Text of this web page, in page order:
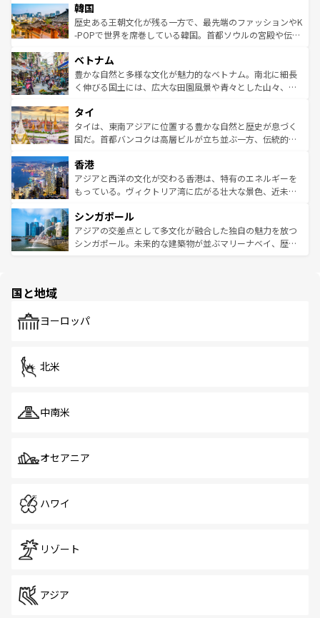
ワイを、存分に味わってほしい。 なお、新着のハワイ情報
はコンテンツ一覧を参照してほしい。
いる。アクティビティも充実しており、サーフィンやダイ
ビング、ハイキングなど、アウトドア好きにはたまらな
い。オーストラリアの多彩な魅力を存分に味わいつくそ
参照してほしい。
ン）、静ひつな山岳地帯である台湾東部など、都市の喧騒
と山間の静けさが共存しており、訪れる人に新しい発見と
驚きをもたらしてくれる。また、奥深い台湾の食文化も魅
容にもいいと評判のスイーツなど、バラエティ豊かな料理
が味わえる。 なお、新着の台湾情報は コンテンツ一覧を参
照してほしい。
韓国
歴史ある王朝文化が残る一方で、最先端のファッションやK
-POPで世界を席巻している韓国。首都ソウルの宮殿や伝統
き、地方に足を延ばせば四季折々の自然美を楽しむことが
できる。そして、キムチや焼肉、絶品のストリートフード
まで、さまざまな韓国料理が待っている。夜には、韓国な
リティに包まれながら、韓国の多彩な魅力を心ゆくまで味
わってみてほしい。 なお、新着の韓国情報はコンテンツ一
覧を参照してほしい。
ベトナム
豊かな自然と多様な文化が魅力的なベトナム。南北に細長
く伸びる国土には、広大な田園風景や青々とした山々、世
急速な発展と共に伝統が息づく。ハノイの古い町並みやホ
ーチミン市のフランス統治時代の建物も、独特の雰囲気を
醸し出している。また、バラエティの豊かさとおいしさで
とつ。フォーやバインミー、ベトナムコーヒーなどは、ぜ
ひ現地で味わいたい。どの地域を訪れてもあたたかい人々
が旅行者を迎えてくれるので、きっと忘れられない旅にな
参照してほしい。
タイ
タイは、東南アジアに位置する豊かな自然と歴史が息づく
国だ。首都バンコクは高層ビルが立ち並ぶ一方、伝統的な
の活気が交差している。北部ではチェンマイなどの山岳地
帯で自然と触れ合い、南部ではプーケットやクラビの美し
いビーチでリゾート気分を楽しむことができる。タイ料理
激する。気候は一年中温暖で、どの季節にも異なる楽しみ
が待っている。親しみやすいタイの人々、仏教を中心とし
た文化、そして多様な観光資源が、訪れる旅人を魅了し続
香港
アジアと西洋の文化が交わる香港は、特有のエネルギーを
もっている。ヴィクトリア湾に広がる壮大な景色、近未来
み、どこを訪れても感動するはず。観光スポットが密集し
ており、効率よく見どころを回れるのも魅力。息をのむよ
うな絶景から文化的な体験まで、香港を存分に楽しみ尽く
シンガポール
アジアの交差点として多文化が融合した独自の魅力を放つ
シンガポール。未来的な建築物が並ぶマリーナベイ、歴史
で、ホーカーズは地元の風情を楽しめる外せないスポット
国と地域
ヨーロッパ
北米
中南米
オセアニア
ハワイ
リゾート
アジア